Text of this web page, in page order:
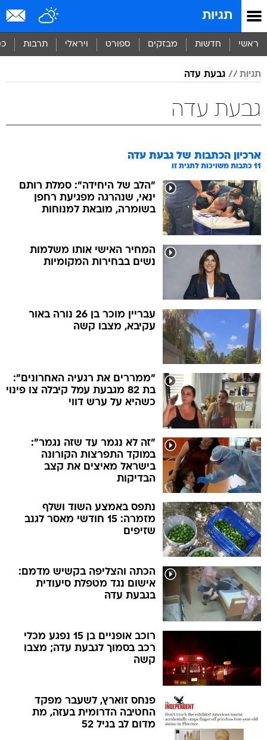
תגיות
ראשי חדשות מבזקים ספורט ויראלי תרבות
תגיות גבעת עדה
גבעת עדה
ארכיון הכתבות של גבעת עדה
11 כתבות משויכות לתגית זו
"הלב של היחידה": סמלת רותם
ינאי, שנהרגה מפגיעת רחפן
בשומרה, מובאת למנוחות
המחיר האישי אותו משלמות
נשים בבחירות המקומיות
עבריין מוכר בן 26 נורה באור
עקיבא, מצבו קשה
"ממררים את רגעיה האחרונים":
בת 82 מגבעת עמל קיבלה צו פינוי
כשהיא על ערש דווי
"זה לא נגמר עד שזה נגמר":
במוקד התפרצות הקורונה
בישראל מאיצים את קצב
הבדיקות
נתפס באמצע השוד ושלף
מזמרה: 15 חודשי מאסר לגנב
שזיפים
הכתה והצליפה בקשיש מדמם:
אישום נגד מטפלת סיעודית
בגבעת עדה
רוכב אופניים בן 15 נפגע מכלי
רכב בסמוך לגבעת עדה; מצבו
קשה
פנחס זוארץ, לשעבר מפקד
החטיבה הדרומית בעזה, מת
מדום לב בגיל 52